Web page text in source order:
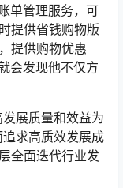
单管理服务，可
提供省钱购物版
提供购物优惠
会发现他不仅方
展质量和效益为
求高质效发展成
全面迭代行业发